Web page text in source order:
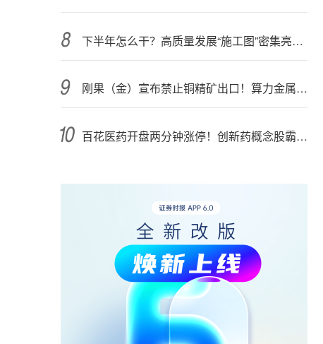
下半年怎么干？高质量发展“施工图”密集亮相 聚焦主业提质增效 国资央企向AI要动能
刚果（金）宣布禁止铜精矿出口！算力金属影响多大？
百花医药开盘两分钟涨停！创新药概念股霸屏，业绩预喜股来了